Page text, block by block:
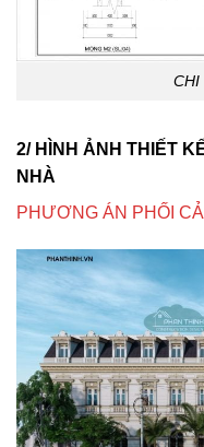
CHI
2/ HÌNH ẢNH THIẾT
NHÀ
PHƯƠNG ÁN PHỐI